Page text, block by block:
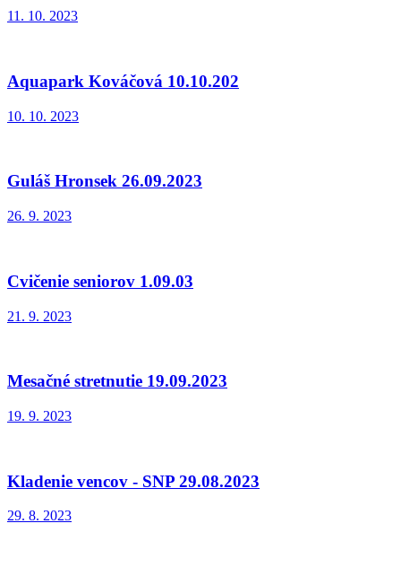
11. 10. 2023
Aquapark Kováčová 10.10.202
10. 10. 2023
Guláš Hronsek 26.09.2023
26. 9. 2023
Cvičenie seniorov 1.09.03
21. 9. 2023
Mesačné stretnutie 19.09.2023
19. 9. 2023
Kladenie vencov - SNP 29.08.2023
29. 8. 2023